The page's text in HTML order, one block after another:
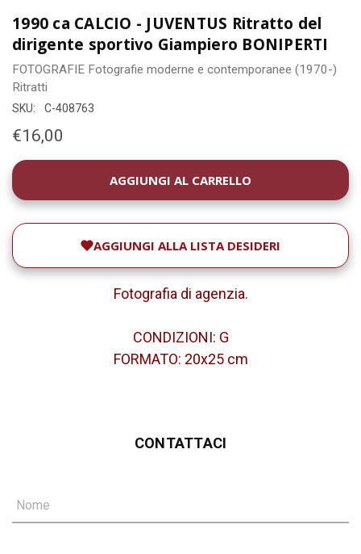
1990 ca CALCIO - JUVENTUS Ritratto del
dirigente sportivo Giampiero BONIPERTI
FOTOGRAFIE Fotografie moderne e contemporanee (1970-)
Ritratti
SKU: C-408763
€16,00
DISPONIBILITÀ
ATTUALE:
AGGIUNGI ALLA LISTA DESIDERI
Fotografia di agenzia.
CONDIZIONI: G
FORMATO: 20x25 cm
CONTATTACI
Nome